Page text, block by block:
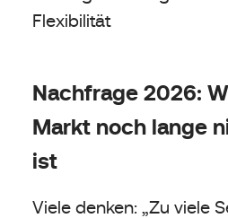
Flexibilität
Nachfrage 2026:
Markt noch lange
ist
Viele denken: „Zu viele